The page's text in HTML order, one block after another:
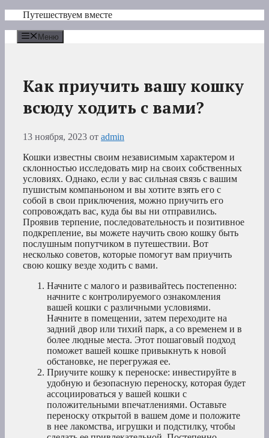
Перейти
содержимому
Путешествуем вместе
Меню
Как приучить вашу кошку
всюду ходить с вами?
13 ноября, 2023 от admin
Кошки известны своим независимым характером и
склонностью исследовать мир на своих собственных
условиях. Однако, если у вас сильная связь с вашим
пушистым компаньоном и вы хотите взять его с
собой в свои приключения, можно приучить его
сопровождать вас, куда бы вы ни отправились.
Проявив терпение, последовательность и позитивное
подкрепление, вы можете научить свою кошку быть
послушным попутчиком в путешествии. Вот
несколько советов, которые помогут вам приучить
свою кошку везде ходить с вами.
Начните с малого и развивайтесь постепенно:
начните с контролируемого ознакомления
вашей кошки с различными условиями.
Начните в помещении, затем переходите на
задний двор или тихий парк, а со временем и в
более людные места. Этот пошаговый подход
поможет вашей кошке привыкнуть к новой
обстановке, не перегружая ее.
Приучите кошку к переноске: инвестируйте в
удобную и безопасную переноску, которая будет
ассоциироваться у вашей кошки с
положительными впечатлениями. Оставьте
переноску открытой в вашем доме и положите
в нее лакомства, игрушки и подстилку, чтобы